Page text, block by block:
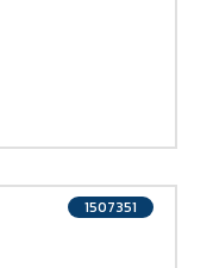
1507351